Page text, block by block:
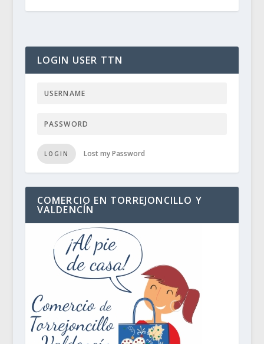
LOGIN USER TTN
LOGIN Lost my Password
COMERCIO EN TORREJONCILLO Y
VALDENCÍN